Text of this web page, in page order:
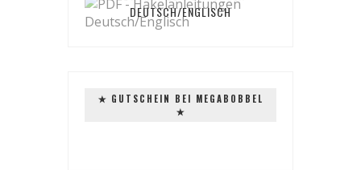
DEUTSCH/ENGLISCH
✭ GUTSCHEIN BEI MEGABOBBEL
✭